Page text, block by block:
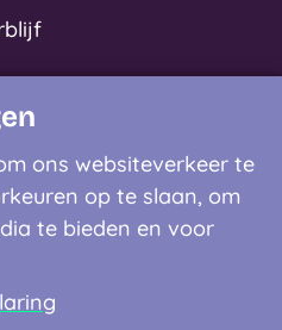
ons websiteverkeer te
op te slaan, om
te bieden en voor